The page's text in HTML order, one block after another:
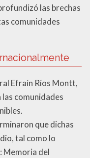
las brechas
comunidades
Efraín Ríos Montt,
comunidades
que dichas
tal como lo
Memoria del